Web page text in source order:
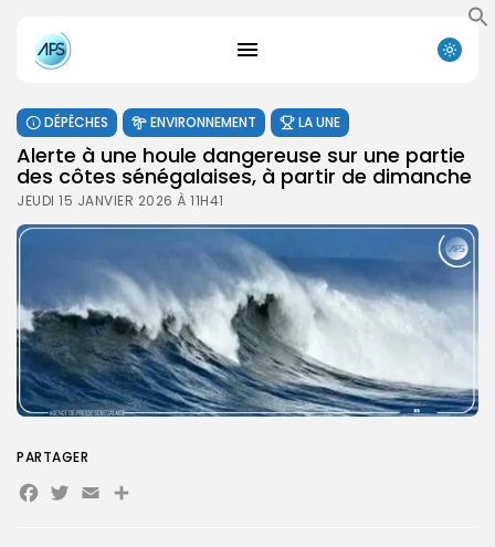
DÉPÊCHES ENVIRONNEMENT LA UNE
Alerte à une houle dangereuse sur une partie
des côtes sénégalaises, à partir de dimanche
JEUDI 15 JANVIER 2026 À 11H41
PARTAGER
Facebook
Twitter
EmailPartager